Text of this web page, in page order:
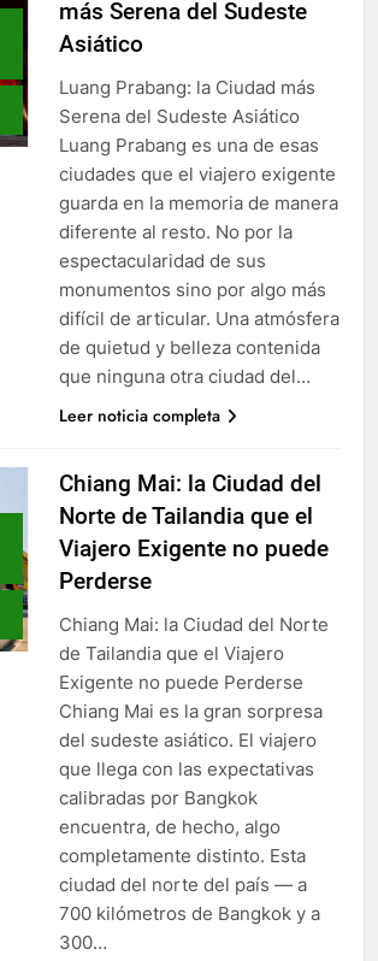
más Serena del Sudeste
Asiático
Luang Prabang: la Ciudad más
Serena del Sudeste Asiático
Luang Prabang es una de esas
ciudades que el viajero exigente
guarda en la memoria de manera
diferente al resto. No por la
espectacularidad de sus
monumentos sino por algo más
difícil de articular. Una atmósfera
de quietud y belleza contenida
que ninguna otra ciudad del…
Leer noticia completa
Chiang Mai: la Ciudad del
Norte de Tailandia que el
Viajero Exigente no puede
Perderse
Chiang Mai: la Ciudad del Norte
de Tailandia que el Viajero
Exigente no puede Perderse
Chiang Mai es la gran sorpresa
del sudeste asiático. El viajero
que llega con las expectativas
calibradas por Bangkok
encuentra, de hecho, algo
completamente distinto. Esta
ciudad del norte del país — a
700 kilómetros de Bangkok y a
300…